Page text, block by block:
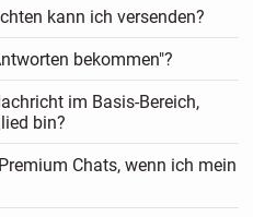
kann ich versenden?
bekommen"?
im Basis-Bereich,
bin?
Chats, wenn ich mein